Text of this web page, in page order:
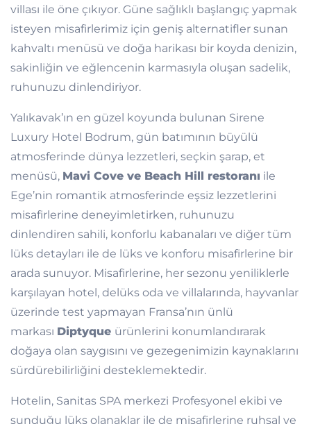
villası ile öne çıkıyor. Güne sağlıklı başlangıç yapmak
isteyen misafirlerimiz için geniş alternatifler sunan
kahvaltı menüsü ve doğa harikası bir koyda denizin,
sakinliğin ve eğlencenin karmasıyla oluşan sadelik,
ruhunuzu dinlendiriyor.
Yalıkavak’ın en güzel koyunda bulunan Sirene
Luxury Hotel Bodrum, gün batımının büyülü
atmosferinde dünya lezzetleri, seçkin şarap, et
menüsü, Mavi Cove ve Beach Hill restoranı ile
Ege’nin romantik atmosferinde eşsiz lezzetlerini
misafirlerine deneyimletirken, ruhunuzu
dinlendiren sahili, konforlu kabanaları ve diğer tüm
lüks detayları ile de lüks ve konforu misafirlerine bir
arada sunuyor. Misafirlerine, her sezonu yeniliklerle
karşılayan hotel, delüks oda ve villalarında, hayvanlar
üzerinde test yapmayan Fransa’nın ünlü
markası Diptyque ürünlerini konumlandırarak
doğaya olan saygısını ve gezegenimizin kaynaklarını
sürdürebilirliğini desteklemektedir.
Hotelin, Sanitas SPA merkezi Profesyonel ekibi ve
sunduğu lüks olanaklar ile de misafirlerine ruhsal ve